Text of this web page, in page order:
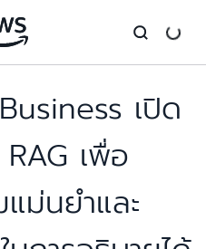
เปิด
เพื่อ
ม่นยำและ